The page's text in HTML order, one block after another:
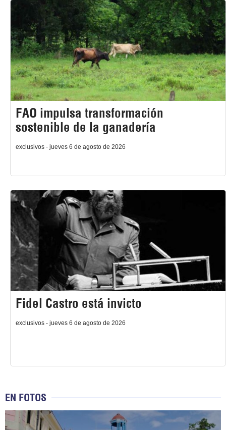
FAO impulsa transformación
sostenible de la ganadería
exclusivos - jueves 6 de agosto de 2026
Fidel Castro está invicto
exclusivos - jueves 6 de agosto de 2026
EN FOTOS